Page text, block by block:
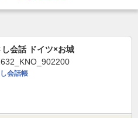
会話 ドイツ×お城
会話帳